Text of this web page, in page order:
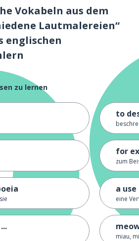
Vokabeln aus dem
Lautmalereien“
englischen
zu lernen
to
for
zum
a use
eine
miau,